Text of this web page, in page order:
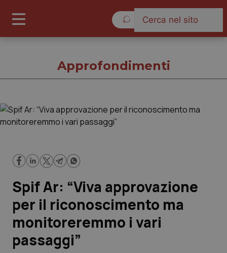
Governo e Parlamento
Regioni e Asl
Lavoro e Professioni
Approfondimenti
Spif Ar: “Viva approvazione
per il riconoscimento ma
monitoreremmo i vari
passaggi”